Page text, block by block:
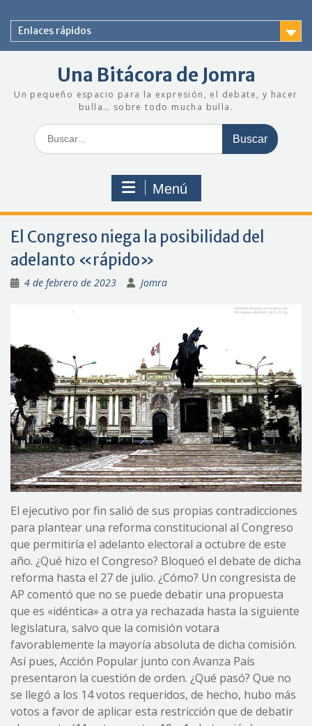
contenido
Enlaces rápidos
Una Bitácora de Jomra
Un pequeño espacio para la expresión, el debate, y hacer
bulla… sobre todo mucha bulla.
Buscar:
Menú
El Congreso niega la posibilidad del
adelanto «rápido»
4 de febrero de 2023 Jomra
El ejecutivo por fin salió de sus propias contradicciones
para plantear una reforma constitucional al Congreso
que permitiría el adelanto electoral a octubre de este
año. ¿Qué hizo el Congreso? Bloqueó el debate de dicha
reforma hasta el 27 de julio. ¿Cómo? Un congresista de
AP comentó que no se puede debatir una propuesta
que es «idéntica» a otra ya rechazada hasta la siguiente
legislatura, salvo que la comisión votara
favorablemente la mayoría absoluta de dicha comisión.
Así pues, Acción Popular junto con Avanza País
presentaron la cuestión de orden. ¿Qué pasó? Que no
se llegó a los 14 votos requeridos, de hecho, hubo más
votos a favor de aplicar esta restricción que de debatir